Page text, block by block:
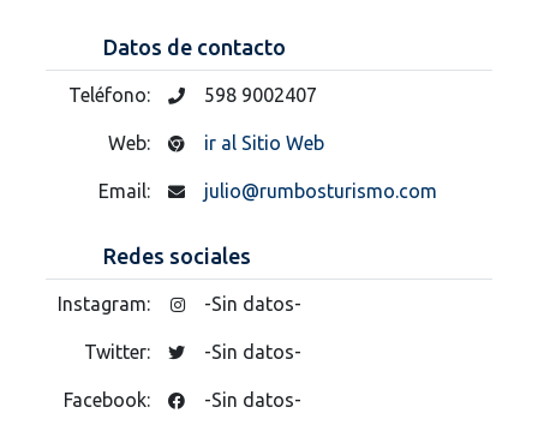
Datos de contacto
Teléfono: 598 9002407
Web: ir al Sitio Web
Email: julio@rumbosturismo.com
Redes sociales
Instagram: -Sin datos-
Twitter: -Sin datos-
Facebook: -Sin datos-